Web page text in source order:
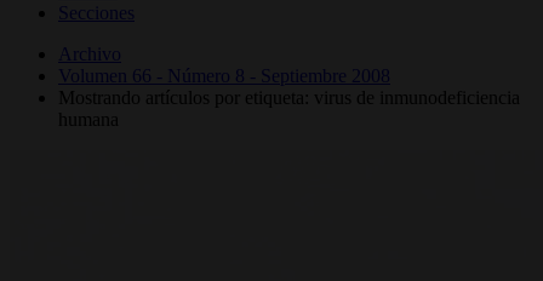
Secciones
Archivo
Volumen 66 - Número 8 - Septiembre 2008
Mostrando artículos por etiqueta: virus de inmunodeficiencia
humana